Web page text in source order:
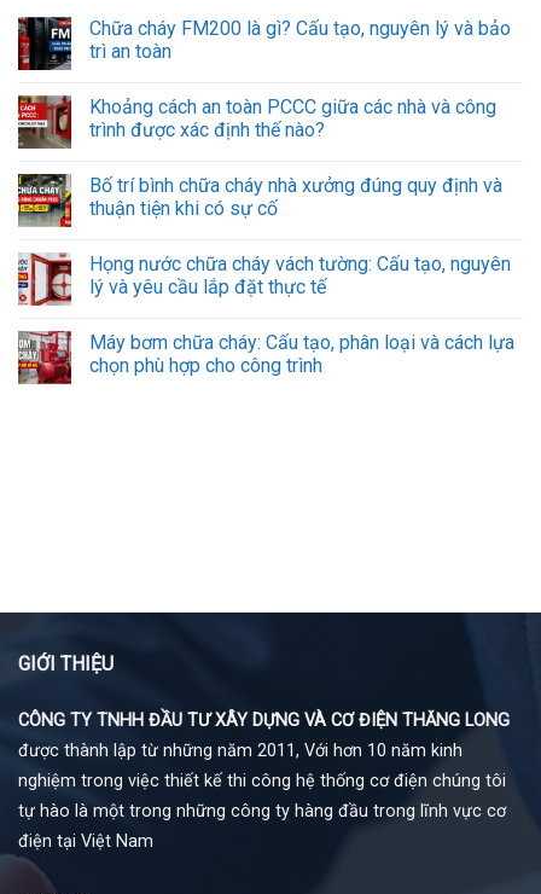
Chữa cháy FM200 là gì? Cấu tạo, nguyên lý và bảo
trì an toàn
Khoảng cách an toàn PCCC giữa các nhà và công
trình được xác định thế nào?
Bố trí bình chữa cháy nhà xưởng đúng quy định và
thuận tiện khi có sự cố
Họng nước chữa cháy vách tường: Cấu tạo, nguyên
lý và yêu cầu lắp đặt thực tế
Máy bơm chữa cháy: Cấu tạo, phân loại và cách lựa
chọn phù hợp cho công trình
GIỚI THIỆU
CÔNG TY TNHH ĐẦU TƯ XÂY DỰNG VÀ CƠ ĐIỆN THĂNG LONG
được thành lập từ những năm 2011, Với hơn 10 năm kinh
nghiệm trong việc thiết kế thi công hệ thống cơ điện chúng tôi
tự hào là một trong những công ty hàng đầu trong lĩnh vực cơ
điện tại Việt Nam